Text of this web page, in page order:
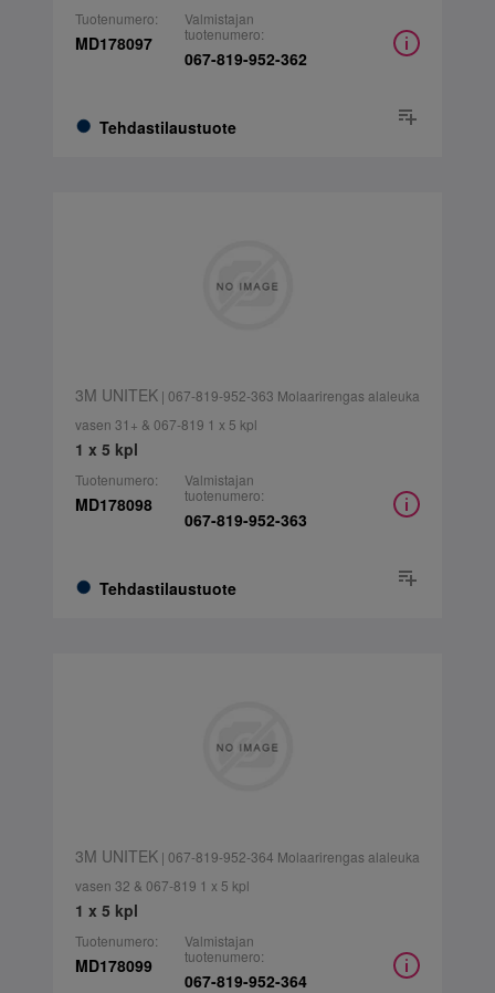
Tuotenumero:
MD178097
Tehdastilaustuote
Valmistajan
tuotenumero:
067-819-952-362
3M UNITEK| 067-819-952-363 Molaarirengas alaleuka
vasen 31+ & 067-819 1 x 5 kpl
1 x 5 kpl
Tuotenumero:
MD178098
Tehdastilaustuote
Valmistajan
tuotenumero:
067-819-952-363
3M UNITEK| 067-819-952-364 Molaarirengas alaleuka
vasen 32 & 067-819 1 x 5 kpl
1 x 5 kpl
Tuotenumero:
MD178099
Valmistajan
tuotenumero:
067-819-952-364